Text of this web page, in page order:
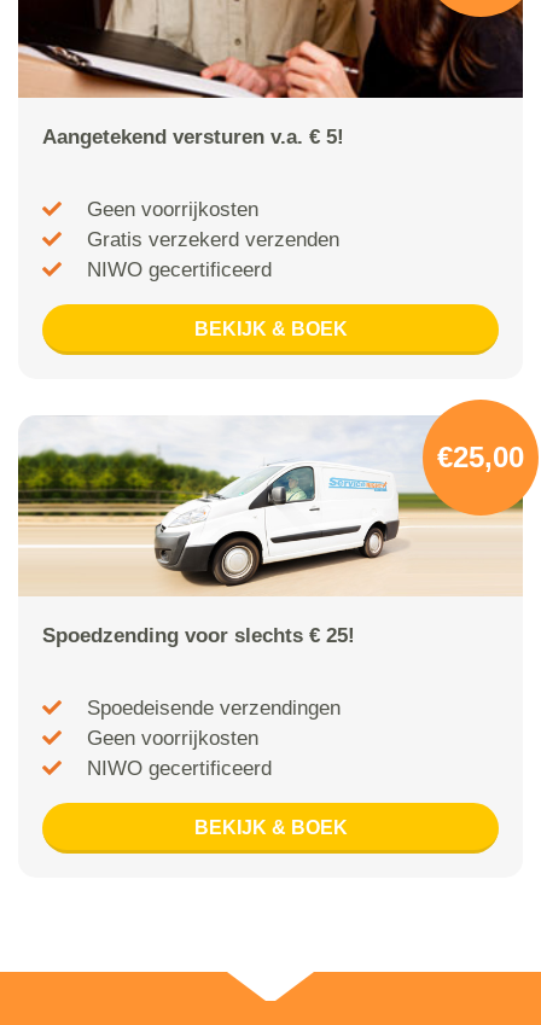
Aangetekend versturen v.a. € 5!
Geen voorrijkosten
Gratis verzekerd verzenden
NIWO gecertificeerd
BEKIJK & BOEK
€25,00
Spoedzending voor slechts € 25!
Spoedeisende verzendingen
Geen voorrijkosten
NIWO gecertificeerd
BEKIJK & BOEK